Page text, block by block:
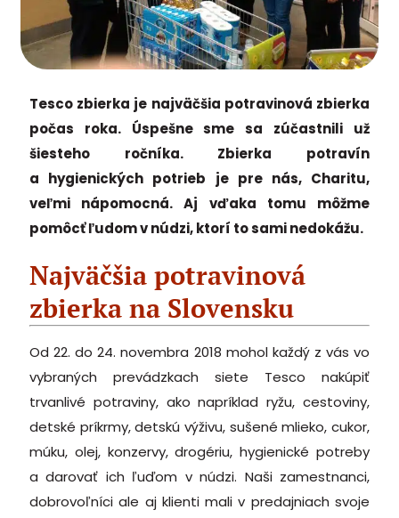
Tesco zbierka je najväčšia potravinová zbierka
počas roka. Úspešne sme sa zúčastnili už
šiesteho ročníka. Zbierka potravín
a hygienických potrieb je pre nás, Charitu,
veľmi nápomocná. Aj vďaka tomu môžme
pomôcť ľudom v núdzi, ktorí to sami nedokážu.
Najväčšia potravinová
zbierka na Slovensku
Od 22. do 24. novembra 2018 mohol každý z vás vo
vybraných prevádzkach siete Tesco nakúpiť
trvanlivé potraviny, ako napríklad ryžu, cestoviny,
detské príkrmy, detskú výživu, sušené mlieko, cukor,
múku, olej, konzervy, drogériu, hygienické potreby
a darovať ich ľuďom v núdzi. Naši zamestnanci,
dobrovoľníci ale aj klienti mali v predajniach svoje